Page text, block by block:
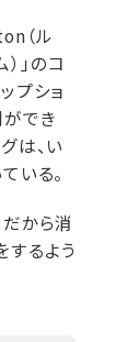
（ル
」のコ
プショ
でき
は、い
いる。
から消
るよう